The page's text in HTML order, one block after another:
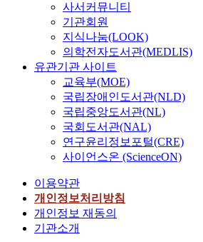
사서커뮤니티
기관회원
지식나눔(LOOK)
의학전자도서관(MEDLIS)
유관기관 사이트
교육부(MOE)
국립장애인도서관(NLD)
국립중앙도서관(NL)
국회도서관(NAL)
연구윤리정보포털(CRE)
사이언스온 (ScienceON)
이용약관
개인정보처리방침
개인정보 재동의
기관소개